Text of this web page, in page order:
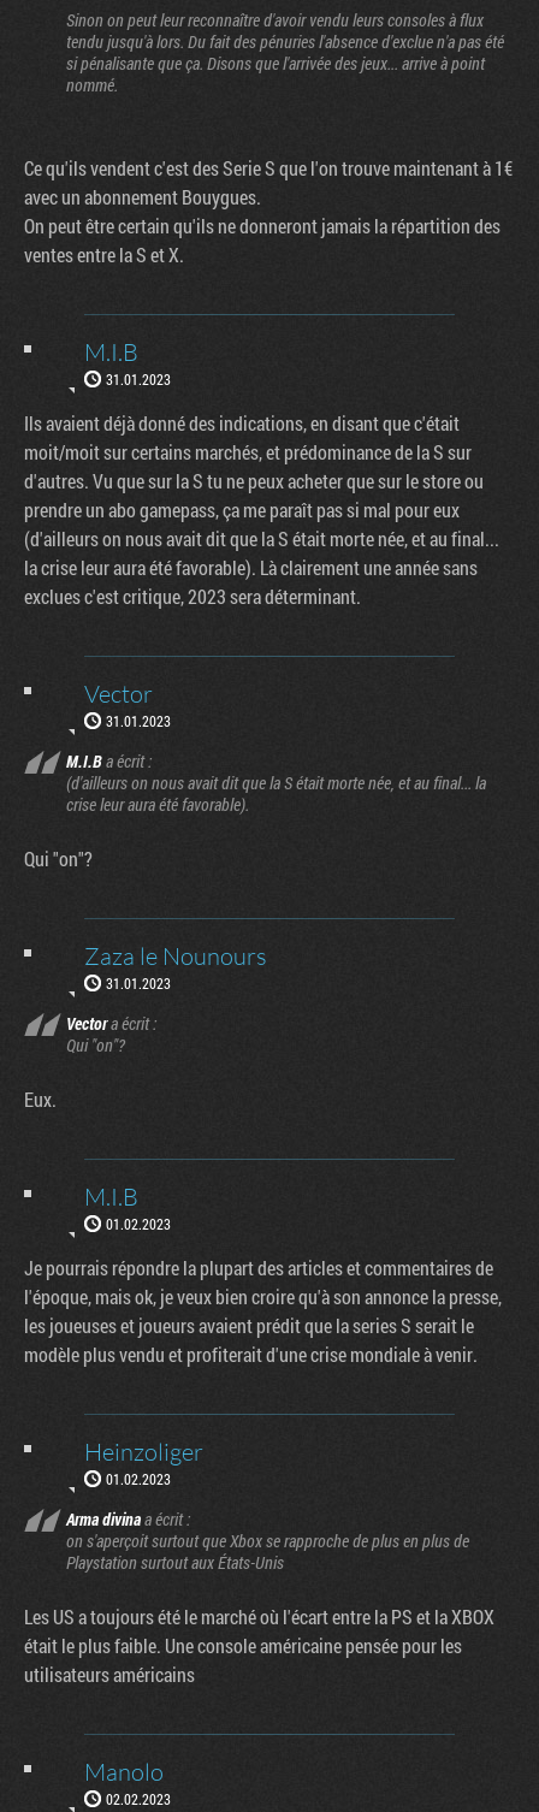
Sinon on peut leur reconnaître d'avoir vendu leurs consoles à flux
tendu jusqu'à lors. Du fait des pénuries l'absence d'exclue n'a pas été
si pénalisante que ça. Disons que l'arrivée des jeux... arrive à point
nommé.
Ce qu'ils vendent c'est des Serie S que l'on trouve maintenant à 1€
avec un abonnement Bouygues.
On peut être certain qu'ils ne donneront jamais la répartition des
ventes entre la S et X.
M.I.B
31.01.2023
Ils avaient déjà donné des indications, en disant que c'était
moit/moit sur certains marchés, et prédominance de la S sur
d'autres. Vu que sur la S tu ne peux acheter que sur le store ou
prendre un abo gamepass, ça me paraît pas si mal pour eux
(d'ailleurs on nous avait dit que la S était morte née, et au final...
la crise leur aura été favorable). Là clairement une année sans
exclues c'est critique, 2023 sera déterminant.
Vector
31.01.2023
M.I.Ba écrit :
(d'ailleurs on nous avait dit que la S était morte née, et au final... la
crise leur aura été favorable).
Qui "on"?
Zaza le Nounours
31.01.2023
Vectora écrit :
Qui "on"?
Eux.
M.I.B
01.02.2023
Je pourrais répondre la plupart des articles et commentaires de
l'époque, mais ok, je veux bien croire qu'à son annonce la presse,
les joueuses et joueurs avaient prédit que la series S serait le
modèle plus vendu et profiterait d'une crise mondiale à venir.
Heinzoliger
01.02.2023
Arma divinaa écrit :
on s'aperçoit surtout que Xbox se rapproche de plus en plus de
Playstation surtout aux États-Unis
Les US a toujours été le marché où l'écart entre la PS et la XBOX
était le plus faible. Une console américaine pensée pour les
utilisateurs américains
Manolo
02.02.2023